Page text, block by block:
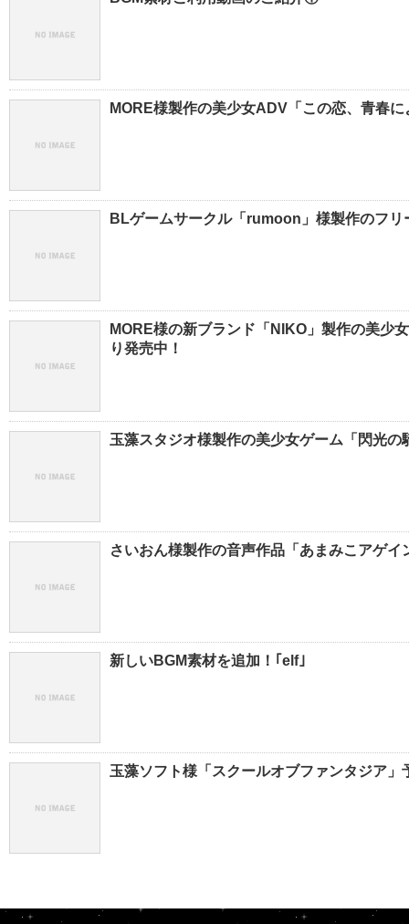
MORE様製作の美少女ADV「この恋、青春
BLゲームサークル「rumoon」様製作のフ
MORE様の新ブランド「NIKO」製作の美少
り発売中！
玉藻スタジオ様製作の美少女ゲーム「閃光
さいおん様製作の音声作品「あまみこアゲイ
新しいBGM素材を追加！｢elf｣
玉藻ソフト様「スクールオブファンタジア